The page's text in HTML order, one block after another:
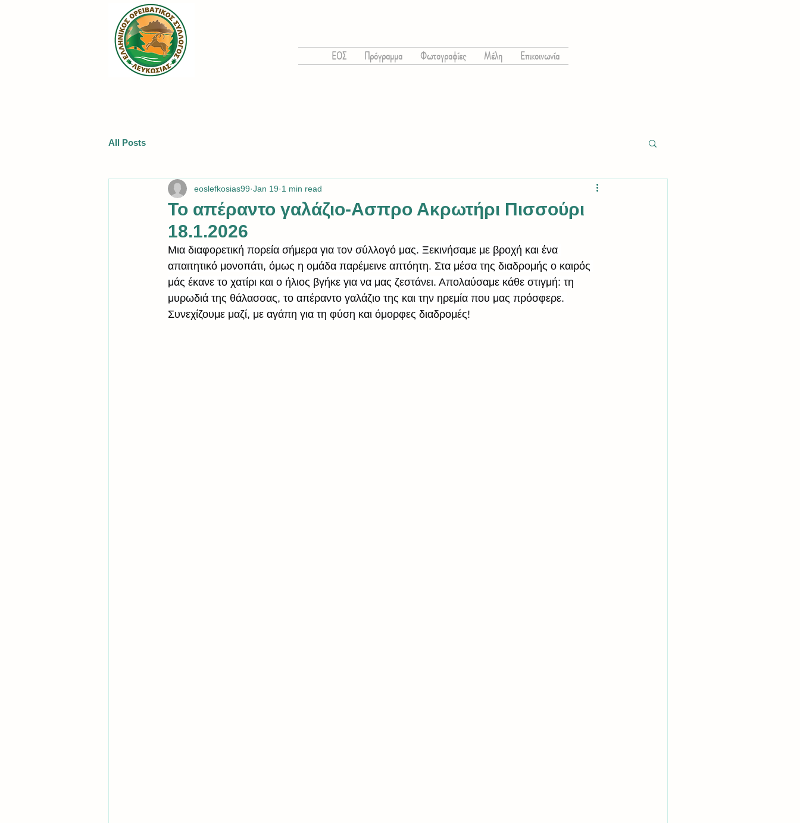
ΕΟΣ Πρόγραμμα Φωτογραφίες Μέλη Επικοινωνία
All Posts
Το απέραντο γαλάζιο-Ασπρο Ακρωτήρι Πισσούρι
18.1.2026
eoslefkosias99 Jan 19 1 min read
Μια διαφορετική πορεία σήμερα για τον σύλλογό μας. Ξεκινήσαμε με βροχή και ένα
απαιτητικό μονοπάτι, όμως η ομάδα παρέμεινε απτόητη. Στα μέσα της διαδρομής ο καιρός
μάς έκανε το χατίρι και ο ήλιος βγήκε για να μας ζεστάνει. Απολαύσαμε κάθε στιγμή: τη
μυρωδιά της θάλασσας, το απέραντο γαλάζιο της και την ηρεμία που μας πρόσφερε.
Συνεχίζουμε μαζί, με αγάπη για τη φύση και όμορφες διαδρομές!